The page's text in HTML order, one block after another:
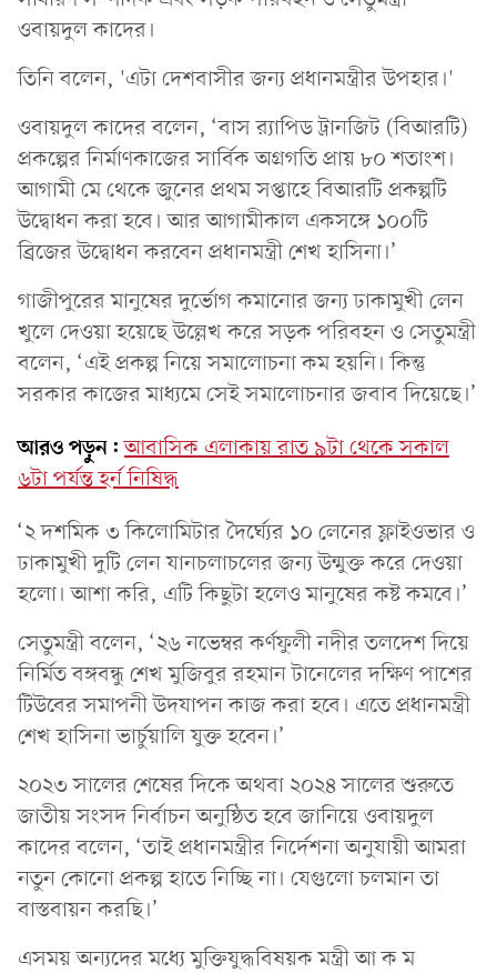
ওবায়দুল কাদের।
তিনি বলেন, 'এটা দেশবাসীর জন্য প্রধানমন্ত্রীর উপহার।'
ওবায়দুল কাদের বলেন, ‘বাস র‌্যাপিড ট্রানজিট (বিআরটি)
প্রকল্পের নির্মাণকাজের সার্বিক অগ্রগতি প্রায় ৮০ শতাংশ।
আগামী মে থেকে জুনের প্রথম সপ্তাহে বিআরটি প্রকল্পটি
উদ্বোধন করা হবে। আর আগামীকাল একসঙ্গে ১০০টি
ব্রিজের উদ্বোধন করবেন প্রধানমন্ত্রী শেখ হাসিনা।’
গাজীপুরের মানুষের দুর্ভোগ কমানোর জন্য ঢাকামুখী লেন
খুলে দেওয়া হয়েছে উল্লেখ করে সড়ক পরিবহন ও সেতুমন্ত্রী
বলেন, ‘এই প্রকল্প নিয়ে সমালোচনা কম হয়নি। কিন্তু
সরকার কাজের মাধ্যমে সেই সমালোচনার জবাব দিয়েছে।’
আরও পড়ুন: আবাসিক এলাকায় রাত ৯টা থেকে সকাল
৬টা পর্যন্ত হর্ন নিষিদ্ধ
‘২ দশমিক ৩ কিলোমিটার দৈর্ঘ্যের ১০ লেনের ফ্লাইওভার ও
ঢাকামুখী দুটি লেন যানচলাচলের জন্য উন্মুক্ত করে দেওয়া
হলো। আশা করি, এটি কিছুটা হলেও মানুষের কষ্ট কমবে।’
সেতুমন্ত্রী বলেন, ‘২৬ নভেম্বর কর্ণফুলী নদীর তলদেশ দিয়ে
নির্মিত বঙ্গবন্ধু শেখ মুজিবুর রহমান টানেলের দক্ষিণ পাশের
টিউবের সমাপনী উদযাপন কাজ করা হবে। এতে প্রধানমন্ত্রী
শেখ হাসিনা ভার্চুয়ালি যুক্ত হবেন।’
২০২৩ সালের শেষের দিকে অথবা ২০২৪ সালের শুরুতে
জাতীয় সংসদ নির্বাচন অনুষ্ঠিত হবে জানিয়ে ওবায়দুল
কাদের বলেন, ‘তাই প্রধানমন্ত্রীর নির্দেশনা অনুযায়ী আমরা
নতুন কোনো প্রকল্প হাতে নিচ্ছি না। যেগুলো চলমান তা
বাস্তবায়ন করছি।’
এসময় অন্যদের মধ্যে মুক্তিযুদ্ধবিষয়ক মন্ত্রী আ ক ম